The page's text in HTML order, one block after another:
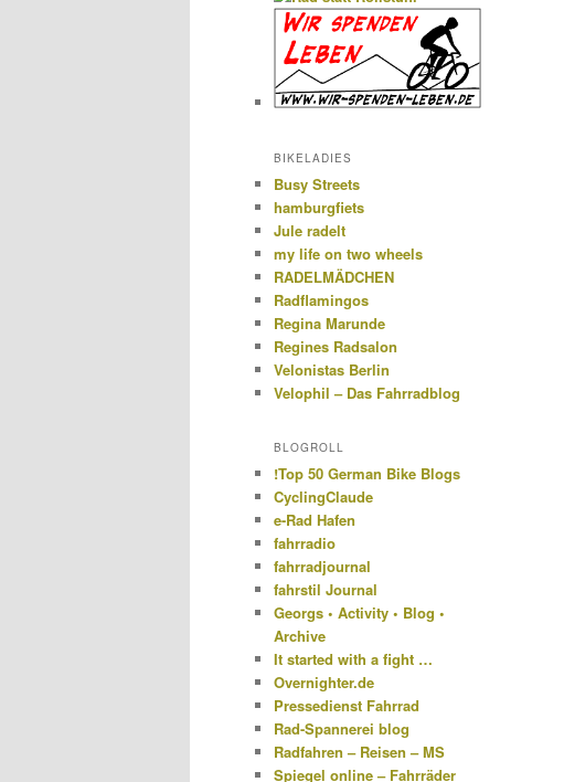
BIKELADIES
Busy Streets
hamburgfiets
Jule radelt
my life on two wheels
RADELMÄDCHEN
Radflamingos
Regina Marunde
Regines Radsalon
Velonistas Berlin
Velophil – Das Fahrradblog
BLOGROLL
!Top 50 German Bike Blogs
CyclingClaude
e-Rad Hafen
fahrradio
fahrradjournal
fahrstil Journal
Georgs • Activity • Blog •
Archive
It started with a fight …
Overnighter.de
Pressedienst Fahrrad
Rad-Spannerei blog
Radfahren – Reisen – MS
Spiegel online – Fahrräder